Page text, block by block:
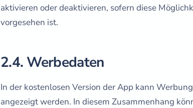
aktivieren oder deaktivieren, sofern diese
vorgesehen ist.
2.4. Werbedaten
In der kostenlosen Version der App kann
angezeigt werden. In diesem Zusammenhang